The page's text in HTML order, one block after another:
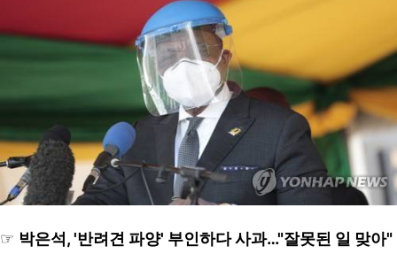
☞ 박은석, '반려견 파양' 부인하다 사과…"잘못된 일 맞아"